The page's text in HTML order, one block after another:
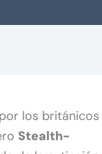
los británicos
Stealth-